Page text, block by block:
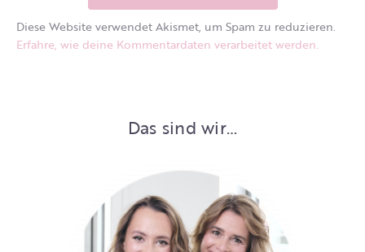
Diese Website verwendet Akismet, um Spam zu reduzieren.
Erfahre, wie deine Kommentardaten verarbeitet werden.
Das sind wir…